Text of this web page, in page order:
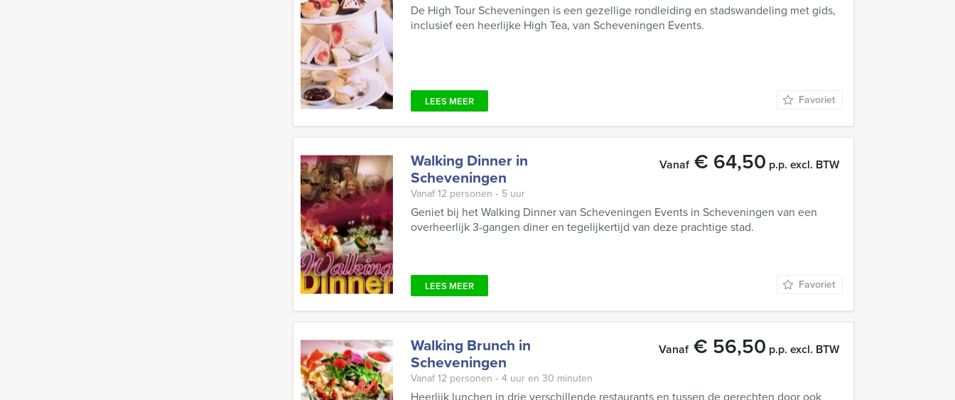
De High Tour Scheveningen is een gezellige rondleiding en stadswandeling met gids,
inclusief een heerlijke High Tea, van Scheveningen Events.
LEES MEER Favoriet
Walking Dinner in
Scheveningen
Vanaf€ 64,50 p.p. excl. BTW
Vanaf 12 personen ‐ 5 uur
Geniet bij het Walking Dinner van Scheveningen Events in Scheveningen van een
overheerlijk 3-gangen diner en tegelijkertijd van deze prachtige stad.
LEES MEER Favoriet
Walking Brunch in
Scheveningen
Vanaf€ 56,50 p.p. excl. BTW
Vanaf 12 personen ‐ 4 uur en 30 minuten